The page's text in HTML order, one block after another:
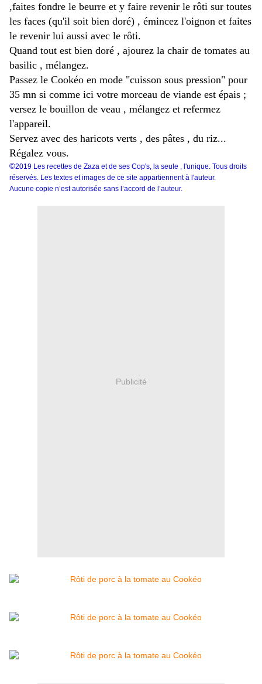
,faites fondre le beurre et y faire revenir le rôti sur toutes
les faces (qu'il soit bien doré) , émincez l'oignon et faites
le revenir lui aussi avec le rôti.
Quand tout est bien doré , ajourez la chair de tomates au
basilic , mélangez.
Passez le Cookéo en mode "cuisson sous pression" pour
35 mn si comme ici votre morceau de viande est épais ;
versez le bouillon de veau , mélangez et refermez
l'appareil.
Servez avec des haricots verts , des pâtes , du riz...
Régalez vous.
©2019 Les recettes de Zaza et de ses Cop's, la seule , l'unique. Tous droits
réservés. Les textes et images de ce site appartiennent à l'auteur.
Aucune copie n’est autorisée sans l’accord de l’auteur.
Publicité